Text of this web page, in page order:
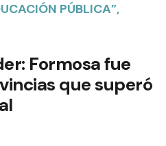
PÚBLICA”,
Formosa fue
que superó